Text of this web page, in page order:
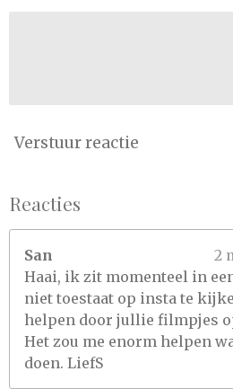
Verstuur reactie
Reacties
San
2
Haai, ik zit momenteel in
niet toestaat op insta te
helpen door jullie filmpjes
Het zou me enorm helpen
doen. LiefS